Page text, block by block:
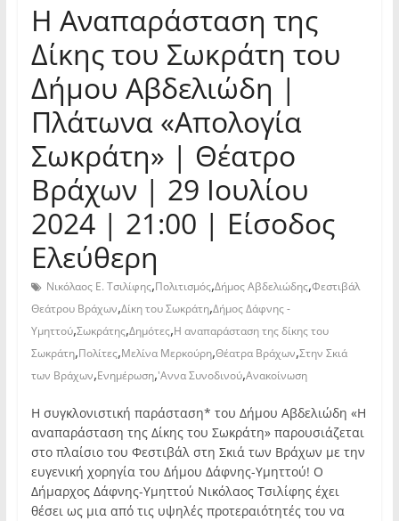
Η Αναπαράσταση της
Δίκης του Σωκράτη του
Δήμου Αβδελιώδη |
Πλάτωνα «Απολογία
Σωκράτη» | Θέατρο
Βράχων | 29 Ιουλίου
2024 | 21:00 | Είσοδος
Ελεύθερη
Νικόλαος Ε. Τσιλίφης,Πολιτισμός,Δήμος Αβδελιώδης,Φεστιβάλ
Θεάτρου Βράχων,Δίκη του Σωκράτη,Δήμος Δάφνης -
Υμηττού,Σωκράτης,Δημότες,Η αναπαράσταση της δίκης του
Σωκράτη,Πολίτες,Μελίνα Μερκούρη,Θέατρα Βράχων,Στην Σκιά
των Βράχων,Ενημέρωση,'Αννα Συνοδινού,Ανακοίνωση
Η συγκλονιστική παράσταση* του Δήμου Αβδελιώδη «Η
αναπαράσταση της Δίκης του Σωκράτη» παρουσιάζεται
στο πλαίσιο του Φεστιβάλ στη Σκιά των Βράχων με την
ευγενική χορηγία του Δήμου Δάφνης-Υμηττού! Ο
Δήμαρχος Δάφνης-Υμηττού Νικόλαος Τσιλίφης έχει
θέσει ως μια από τις υψηλές προτεραιότητές του να